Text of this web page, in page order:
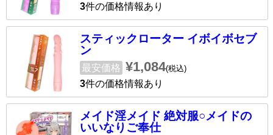
3件の価格情報あり
スティックローター イボイボセブ
ン
最安価格 ¥1,084(税込)
3件の価格情報あり
メイド淫メイド 絶対服○メイドの
いいなりご奉仕